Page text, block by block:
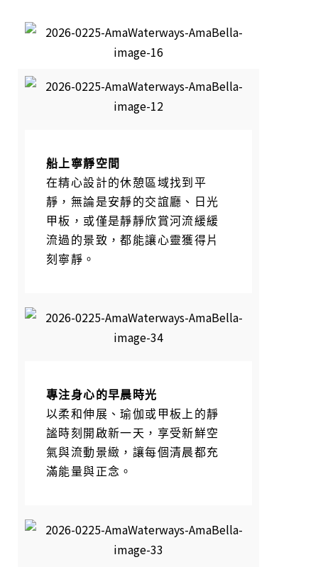
船上寧靜空間
在精心設計的休憩區域找到平
靜，無論是安靜的交誼廳、日光
甲板，或僅是靜靜欣賞河流緩緩
流過的景致，都能讓心靈獲得片
刻寧靜。
專注身心的早晨時光
以柔和伸展、瑜伽或甲板上的靜
謐時刻開啟新一天，享受新鮮空
氣與流動景緻，讓每個清晨都充
滿能量與正念。